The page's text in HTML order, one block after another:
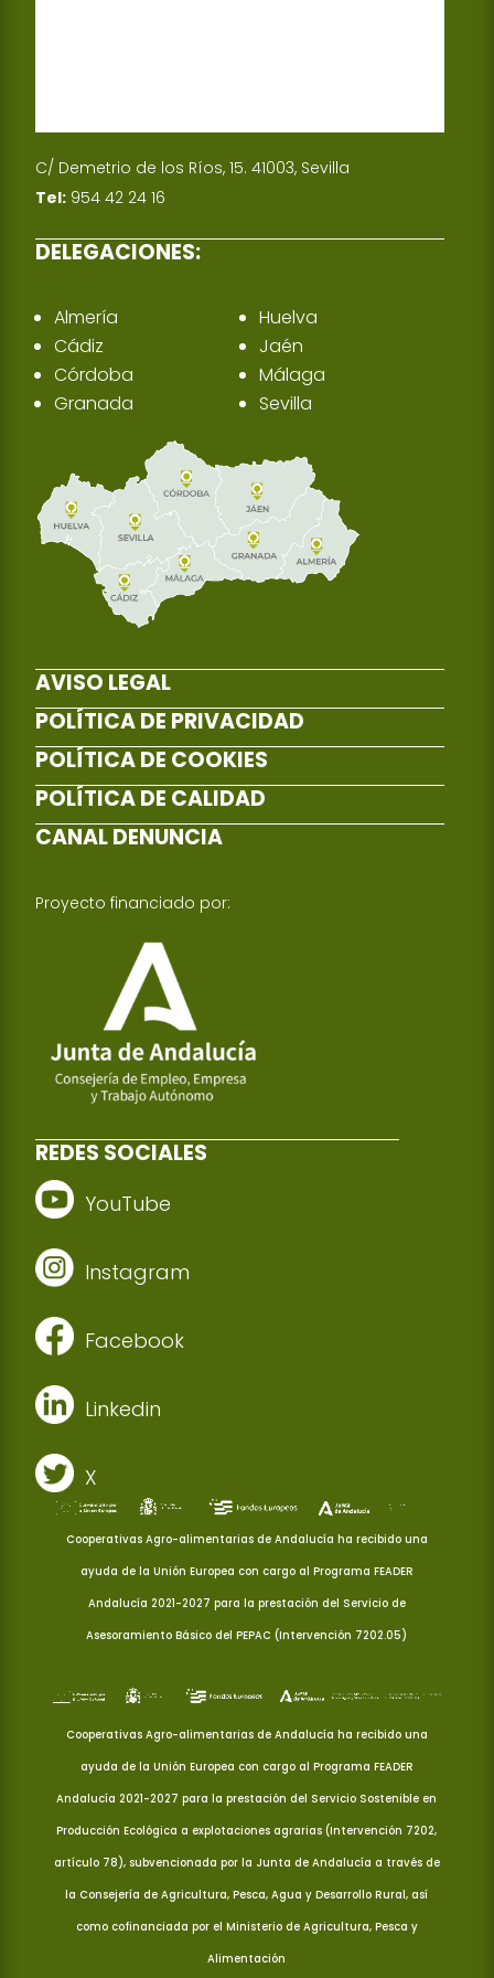
C/ Demetrio de los Ríos, 15. 41003, Sevilla
Tel: 954 42 24 16
DELEGACIONES:
Almería
Cádiz
Córdoba
Granada
Huelva
Jaén
Málaga
Sevilla
AVISO LEGAL
POLÍTICA DE PRIVACIDAD
POLÍTICA DE COOKIES
POLÍTICA DE CALIDAD
CANAL DENUNCIA
Proyecto financiado por:
REDES SOCIALES
YouTube
Instagram
Facebook
Linkedin
X
Cooperativas Agro-alimentarias de Andalucía ha recibido una
ayuda de la Unión Europea con cargo al Programa FEADER
Andalucía 2021-2027 para la prestación del Servicio de
Asesoramiento Básico del PEPAC (Intervención 7202.05)
Cooperativas Agro-alimentarias de Andalucía ha recibido una
ayuda de la Unión Europea con cargo al Programa FEADER
Andalucía 2021-2027 para la prestación del Servicio Sostenible en
Producción Ecológica a explotaciones agrarias (Intervención 7202,
artículo 78), subvencionada por la Junta de Andalucía a través de
la Consejería de Agricultura, Pesca, Agua y Desarrollo Rural, así
como cofinanciada por el Ministerio de Agricultura, Pesca y
Alimentación